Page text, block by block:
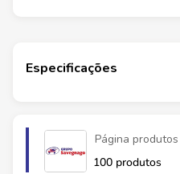
Especificações
Página produtos
100 produtos